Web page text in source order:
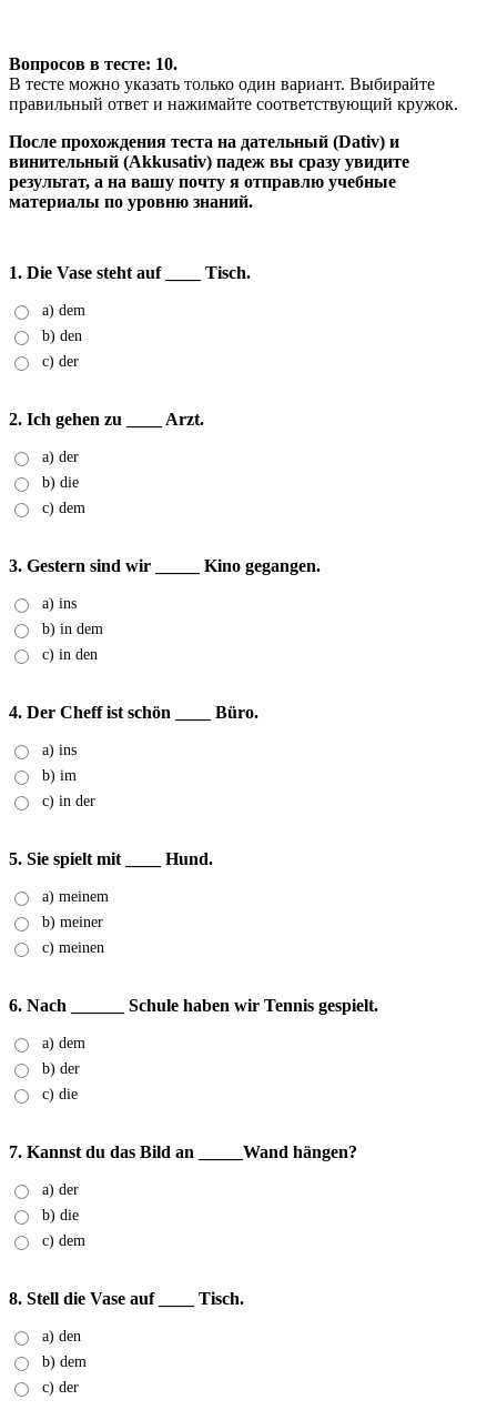
Вопросов в тесте: 10.
В тесте можно указать только один вариант. Выбирайте
правильный ответ и нажимайте соответствующий кружок.
После прохождения теста на дательный (Dativ) и
винительный (Akkusativ) падеж вы сразу увидите
результат, а на вашу почту я отправлю учебные
материалы по уровню знаний.
1. Die Vase steht auf ____ Tisch.
a) dem
b) den
c) der
2. Ich gehen zu ____ Arzt.
a) der
b) die
c) dem
3. Gestern sind wir _____ Kino gegangen.
a) ins
b) in dem
c) in den
4. Der Cheff ist schön ____ Büro.
a) ins
b) im
c) in der
5. Sie spielt mit ____ Hund.
a) meinem
b) meiner
c) meinen
6. Nach ______ Schule haben wir Tennis gespielt.
a) dem
b) der
c) die
7. Kannst du das Bild an _____Wand hängen?
a) der
b) die
c) dem
8. Stell die Vase auf ____ Tisch.
a) den
b) dem
c) der